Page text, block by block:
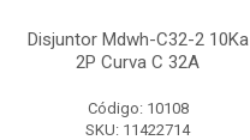
Disjuntor Mdwh-C32-2 10Ka
2P Curva C 32A
Código: 10108
SKU: 11422714